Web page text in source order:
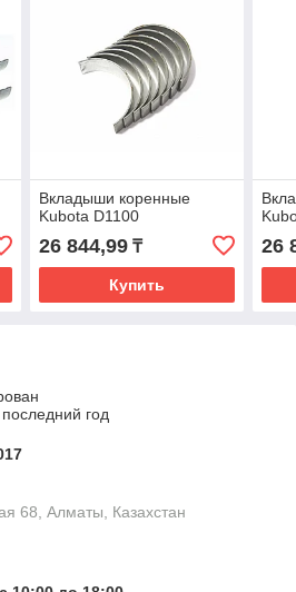
Вкладыши коренные
Kubota D1100
26 844,99₸
Купить
26
год
68, Алматы, Казахстан